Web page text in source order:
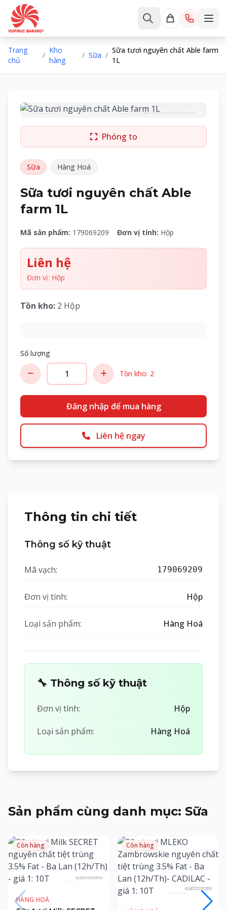
Trang
chủ
/
Kho
hàng
/ Sữa /
Sữa tươi nguyên chất Able farm
1L
Phóng to
Sữa Hàng Hoá
Sữa tươi nguyên chất Able
farm 1L
Mã sản phẩm: 179069209 Đơn vị tính: Hộp
Liên hệ
Đơn vị: Hộp
Tồn kho: 2 Hộp
Số lượng
Tồn kho: 2
Đăng nhập để mua hàng
Liên hệ ngay
Thông tin chi tiết
Thông số kỹ thuật
Mã vạch: 179069209
Đơn vị tính: Hộp
Loại sản phẩm: Hàng Hoá
🔧 Thông số kỹ thuật
Đơn vị tính: Hộp
Loại sản phẩm: Hàng Hoá
Sản phẩm cùng danh mục: Sữa
Còn hàng
HÀNG HOÁ
Còn hàng